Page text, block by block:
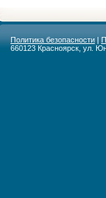
Политика безопасности|
660123 Красноярск, ул.